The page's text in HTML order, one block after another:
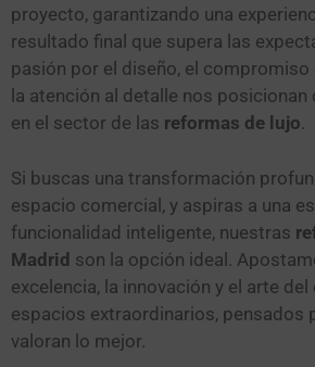
proyecto, garantizando una
resultado final que supera las
pasión por el diseño, el compromiso
la atención al detalle nos
en el sector de las reformas de lujo.
Si buscas una transformación
espacio comercial, y aspiras a una
funcionalidad inteligente, nuestras
Madrid son la opción ideal.
excelencia, la innovación y el arte
espacios extraordinarios, pensados
valoran lo mejor.